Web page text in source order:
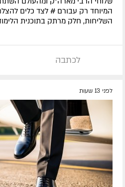
המיוחד רק עבורם # לצד כלים
השליחות, חלק מרתק בתוכנית
לכתבה
לפני 13 שעות